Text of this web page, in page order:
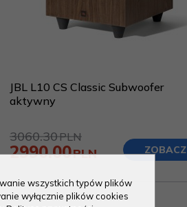
JBL L10 CS Classic Subwoofer
aktywny
3060.30PLN
2990.00PLN ZOBACZ
wszystkich typów plików
wyłącznie plików cookies